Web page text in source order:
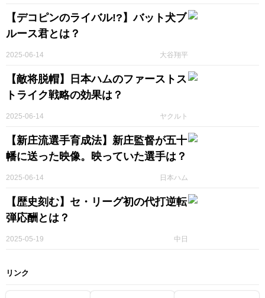
【デコピンのライバル!?】バット犬ブ
ルース君とは？
大谷翔平
2025-06-14
【敵将脱帽】日本ハムのファーストス
トライク戦略の効果は？
ヤクルト
2025-06-14
【新庄流選手育成法】新庄監督が五十
幡に送った映像。映っていた選手は？
日本ハム
2025-06-14
【歴史刻む】セ・リーグ初の代打逆転
弾応酬とは？
中日
2025-05-19
リンク